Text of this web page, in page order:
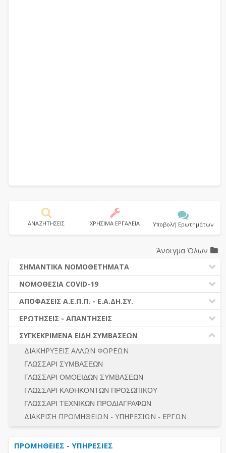
ΑΝΑΖΗΤΗΣΕΙΣ ΧΡΗΣΙΜΑ ΕΡΓΑΛΕΙΑ Υποβολή Ερωτημάτων
Άνοιγμα Όλων
ΣΗΜΑΝΤΙΚΑ ΝΟΜΟΘΕΤΗΜΑΤΑ
ΔΗΜΟΣΙΕΣ ΣΥΜΒΑΣΕΙΣ (Ν. 4412/2016)
ΔΗΜΟΤΙΚΟΣ ΚΩΔΙΚΑΣ (Ν.3463/2006)
ΚΑΛΛΙΚΡΑΤΗΣ (Ν.3852/2010)
ΝΟΜΟΘΕΣΙΑ - ΝΟΜΟΛΟΓΙΑ (ΣΥΝΟΛΟ)
ΝΟΜΟΘΕΣΙΑ COVID-19
ΝΟΜΟΘΕΣΙΑ - ΝΟΜΟΛΟΓΙΑ COVID -19
ΕΡΩΤΗΣΕΙΣ - ΑΠΑΝΤΗΣΕΙΣ
ΑΠΟΦΑΣΕΙΣ Α.Ε.Π.Π. - Ε.Α.ΔΗ.ΣΥ.
ΠΡΟΔΙΚΑΣΤΙΚΗ ΠΡΟΣΦΥΓΗ
ΓΕΝΙΚΟΙ ΚΑΝΟΝΕΣ
ΔΙΚΑΙΟΥΜΕΝΟΙ ΣΥΜΜΕΤΟΧΗΣ
ΠΡΟΣΦΟΡΕΣ – ΔΙΚΑΙΟΛΟΓΗΤΙΚΑ ΣΥΜΜΕΤΟΧΗΣ
ΔΙΕΞΑΓΩΓΗ ΔΙΑΔΙΚΑΣΙΑΣ
ΕΣΗΔΗΣ – ΚΗΜΔΗΣ
ΠΕΡΙΛΗΨΕΙΣ ΑΠΟΦΑΣΕΩΝ Α.Ε.Π.Π. - Ε.Α.ΔΗ.ΣΥ.
ΣΥΝΟΛΟ
ΕΡΩΤΗΣΕΙΣ - ΑΠΑΝΤΗΣΕΙΣ
Ν. 4782/2021 - ΤΡΟΠΟΠΟΙΗΣΗ 4412/2016
ΔΙΕΞΑΓΩΓΗ ΔΙΑΔΙΚΑΣΙΑΣ
ΔΙΑΔΙΚΑΣΙΕΣ ΑΝΑΘΕΣΗΣ
ΓΕΝΙΚΟΙ ΚΑΝΟΝΕΣ
ΠΡΟΕΤΟΙΜΑΣΙΑ - ΔΗΜΟΣΙΟΤΗΤΑ
ΛΟΓΟΙ ΑΠΟΚΛΕΙΣΜΟΥ-ΔΙΚΑΙΟΥΜΕΝΟΙ ΣΥΜΜΕΤΟΧΗΣ
ΠΡΟΣΦΟΡΕΣ - ΔΙΚΑΙΟΛΟΓΗΤΙΚΑ ΣΥΜΜΕΤΟΧΗΣ
ΣΥΓΚΕΚΡΙΜΕΝΑ ΕΙΔΗ ΣΥΜΒΑΣΕΩΝ
ΔΙΑΚΗΡΥΞΕΙΣ ΑΛΛΩΝ ΦΟΡΕΩΝ
ΓΛΩΣΣΑΡΙ ΣΥΜΒΑΣΕΩΝ
ΓΛΩΣΣΑΡΙ ΟΜΟΕΙΔΩΝ ΣΥΜΒΑΣΕΩΝ
ΓΛΩΣΣΑΡΙ ΚΑΘΗΚΟΝΤΩΝ ΠΡΟΣΩΠΙΚΟΥ
ΓΛΩΣΣΑΡΙ ΤΕΧΝΙΚΩΝ ΠΡΟΔΙΑΓΡΑΦΩΝ
ΔΙΑΚΡΙΣΗ ΠΡΟΜΗΘΕΙΩΝ - ΥΠΗΡΕΣΙΩΝ - ΕΡΓΩΝ
ΠΡΟΜΗΘΕΙΕΣ - ΥΠΗΡΕΣΙΕΣ